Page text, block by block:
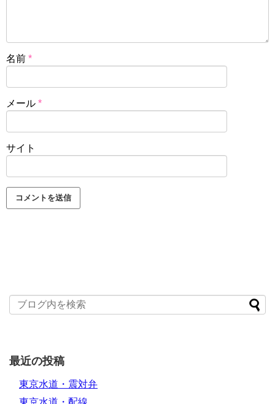
名前 *
メール *
サイト
最近の投稿
東京水道・震対弁
東京水道・配線